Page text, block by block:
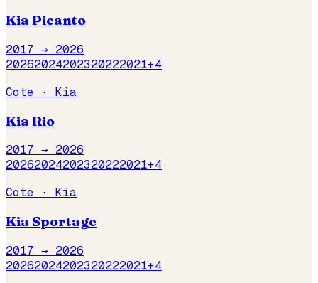
Kia Picanto
2017 → 2026
20262024202320222021+4
Cote · Kia
Kia Rio
2017 → 2026
20262024202320222021+4
Cote · Kia
Kia Sportage
2017 → 2026
20262024202320222021+4